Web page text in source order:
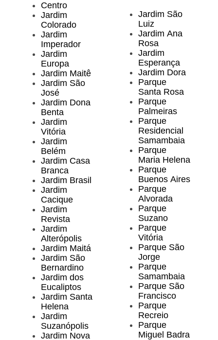
Centro
Jardim
Colorado
Jardim
Imperador
Jardim
Europa
Jardim Maitê
Jardim São
José
Jardim Dona
Benta
Jardim
Vitória
Jardim
Belém
Jardim Casa
Branca
Jardim Brasil
Jardim
Cacique
Jardim
Revista
Jardim
Alterópolis
Jardim Maitá
Jardim São
Bernardino
Jardim dos
Eucaliptos
Jardim Santa
Helena
Jardim
Suzanópolis
Jardim Nova
Jardim São
Luiz
Jardim Ana
Rosa
Jardim
Esperança
Jardim Dora
Parque
Santa Rosa
Parque
Palmeiras
Parque
Residencial
Samambaia
Parque
Maria Helena
Parque
Buenos Aires
Parque
Alvorada
Parque
Suzano
Parque
Vitória
Parque São
Jorge
Parque
Samambaia
Parque São
Francisco
Parque
Recreio
Parque
Miguel Badra